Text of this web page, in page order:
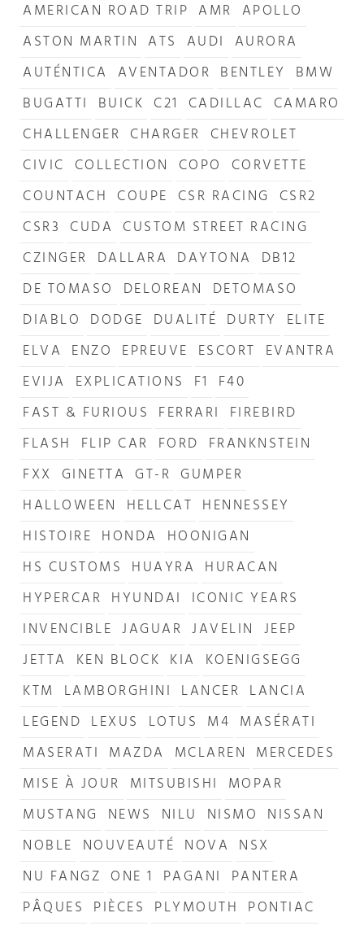
AMERICAN ROAD TRIP AMR APOLLO
ASTON MARTIN ATS AUDI AURORA
AUTÉNTICA AVENTADOR BENTLEY BMW
BUGATTI BUICK C21 CADILLAC CAMARO
CHALLENGER CHARGER CHEVROLET
CIVIC COLLECTION COPO CORVETTE
COUNTACH COUPE CSR RACING CSR2
CSR3 CUDA CUSTOM STREET RACING
CZINGER DALLARA DAYTONA DB12
DE TOMASO DELOREAN DETOMASO
DIABLO DODGE DUALITÉ DURTY ELITE
ELVA ENZO EPREUVE ESCORT EVANTRA
EVIJA EXPLICATIONS F1 F40
FAST & FURIOUS FERRARI FIREBIRD
FLASH FLIP CAR FORD FRANKNSTEIN
FXX GINETTA GT-R GUMPER
HALLOWEEN HELLCAT HENNESSEY
HISTOIRE HONDA HOONIGAN
HS CUSTOMS HUAYRA HURACAN
HYPERCAR HYUNDAI ICONIC YEARS
INVENCIBLE JAGUAR JAVELIN JEEP
JETTA KEN BLOCK KIA KOENIGSEGG
KTM LAMBORGHINI LANCER LANCIA
LEGEND LEXUS LOTUS M4 MASÉRATI
MASERATI MAZDA MCLAREN MERCEDES
MISE À JOUR MITSUBISHI MOPAR
MUSTANG NEWS NILU NISMO NISSAN
NOBLE NOUVEAUTÉ NOVA NSX
NU FANGZ ONE 1 PAGANI PANTERA
PÂQUES PIÈCES PLYMOUTH PONTIAC